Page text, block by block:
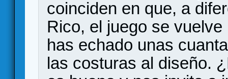
coinciden en que, a
Rico, el juego se
has echado unas
las costuras al diseño.